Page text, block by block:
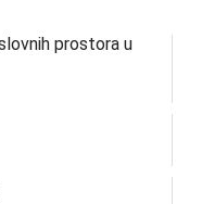
prostora u